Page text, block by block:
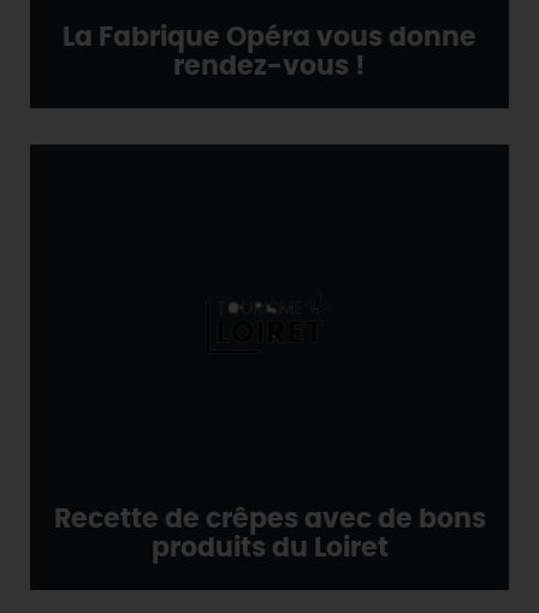
La Fabrique Opéra vous donne
rendez-vous !
Recette de crêpes avec de bons
produits du Loiret